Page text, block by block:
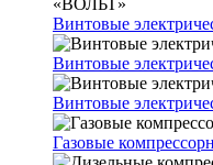
Винтовые
Винтовые
Винтовые
Газовые